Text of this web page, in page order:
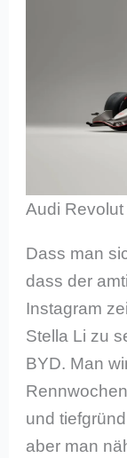
Audi
Dass man
dass der
Instagram
Stella Li zu
BYD. Man
und
aber man